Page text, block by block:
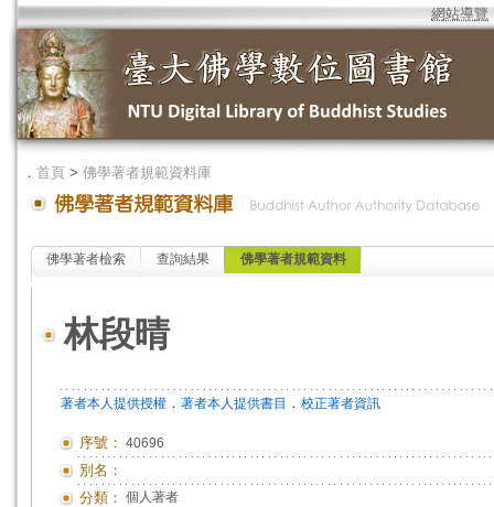
網站導覽
． 首頁 > 佛學著者規範資料庫
佛學著者檢索 查詢結果 佛學著者規範資料
林段晴
著者本人提供授權 ． 著者本人提供書目 ． 校正著者資訊
序號： 40696
別名：
分類： 個人著者